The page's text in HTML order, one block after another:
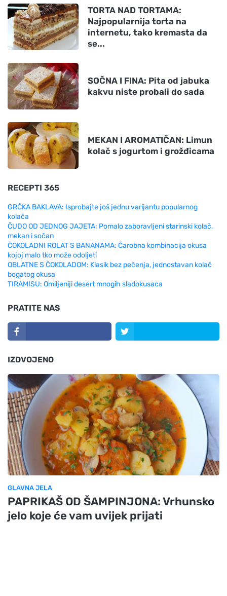
TORTA NAD TORTAMA:
Najpopularnija torta na
internetu, tako kremasta da
se...
SOČNA I FINA: Pita od jabuka
kakvu niste probali do sada
MEKAN I AROMATIČAN: Limun
kolač s jogurtom i grožđicama
RECEPTI 365
GRČKA BAKLAVA: Isprobajte još jednu varijantu popularnog
kolača
ČUDO OD JEDNOG JAJETA: Pomalo zaboravljeni starinski kolač,
mekan i sočan
ČOKOLADNI ROLAT S BANANAMA: Čarobna kombinacija okusa
kojoj malo tko može odoljeti
OBLATNE S ČOKOLADOM: Klasik bez pečenja, jednostavan kolač
bogatog okusa
TIRAMISU: Omiljeniji desert mnogih sladokusaca
PRATITE NAS
IZDVOJENO
GLAVNA JELA
PAPRIKAŠ OD ŠAMPINJONA: Vrhunsko
jelo koje će vam uvijek prijati